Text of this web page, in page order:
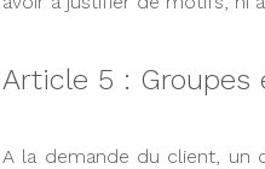
Article 5 :
A la demande du client, un